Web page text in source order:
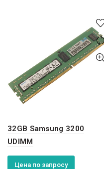
32GB Samsung 3200
UDIMM
Цена по запросу